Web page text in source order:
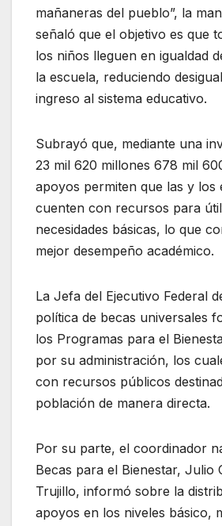
mañaneras del pueblo”, la
señaló que el objetivo es que
los niños lleguen en igualdad
la escuela, reduciendo
ingreso al sistema educativo.
Subrayó que, mediante una
23 mil 620 millones 678 mil
apoyos permiten que las y los
cuenten con recursos para
necesidades básicas, lo que
mejor desempeño académico.
La Jefa del Ejecutivo Federal
política de becas universales
los Programas para el
por su administración, los
con recursos públicos
población de manera directa.
Por su parte, el coordinador
Becas para el Bienestar, Julio
Trujillo, informó sobre la
apoyos en los niveles básico,